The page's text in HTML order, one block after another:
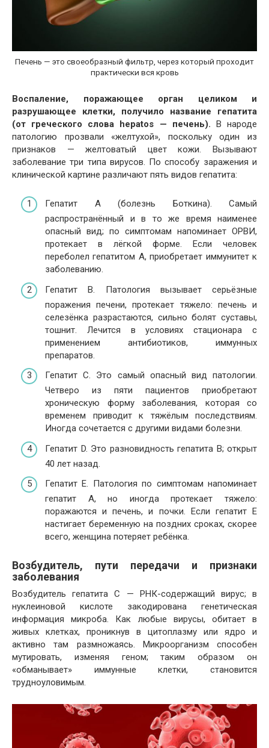
Печень — это своеобразный фильтр, через который проходит
практически вся кровь
Воспаление, поражающее орган целиком и
разрушающее клетки, получило название гепатита
(от греческого слова hepatos — печень). В народе
патологию прозвали «желтухой», поскольку один из
признаков — желтоватый цвет кожи. Вызывают
заболевание три типа вирусов. По способу заражения и
клинической картине различают пять видов гепатита:
Гепатит А (болезнь Боткина). Самый
распространённый и в то же время наименее
опасный вид; по симптомам напоминает ОРВИ,
протекает в лёгкой форме. Если человек
переболел гепатитом А, приобретает иммунитет к
заболеванию.
Гепатит В. Патология вызывает серьёзные
поражения печени, протекает тяжело: печень и
селезёнка разрастаются, сильно болят суставы,
тошнит. Лечится в условиях стационара с
применением антибиотиков, иммунных
препаратов.
Гепатит С. Это самый опасный вид патологии.
Четверо из пяти пациентов приобретают
хроническую форму заболевания, которая со
временем приводит к тяжёлым последствиям.
Иногда сочетается с другими видами болезни.
Гепатит D. Это разновидность гепатита В; открыт
40 лет назад.
Гепатит Е. Патология по симптомам напоминает
гепатит А, но иногда протекает тяжело:
поражаются и печень, и почки. Если гепатит Е
настигает беременную на поздних сроках, скорее
всего, женщина потеряет ребёнка.
Возбудитель, пути передачи и признаки
заболевания
Возбудитель гепатита С — РНК-содержащий вирус; в
нуклеиновой кислоте закодирована генетическая
информация микроба. Как любые вирусы, обитает в
живых клетках, проникнув в цитоплазму или ядро и
активно там размножаясь. Микроорганизм способен
мутировать, изменяя геном; таким образом он
«обманывает» иммунные клетки, становится
трудноуловимым.